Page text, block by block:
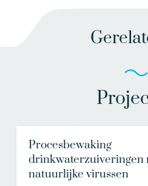
Procesbewaking
drinkwaterzuiveringen
natuurlijke virussen